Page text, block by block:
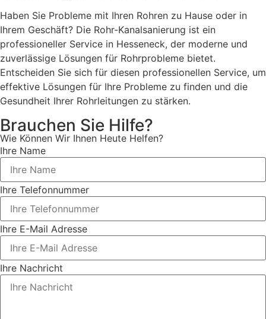
Haben Sie Probleme mit Ihren Rohren zu Hause oder in
Ihrem Geschäft? Die Rohr-Kanalsanierung ist ein
professioneller Service in Hesseneck, der moderne und
zuverlässige Lösungen für Rohrprobleme bietet.
Entscheiden Sie sich für diesen professionellen Service, um
effektive Lösungen für Ihre Probleme zu finden und die
Gesundheit Ihrer Rohrleitungen zu stärken.
Brauchen Sie Hilfe?
Wie Können Wir Ihnen Heute Helfen?
Ihre Name
Ihre Telefonnummer
Ihre E-Mail Adresse
Ihre Nachricht